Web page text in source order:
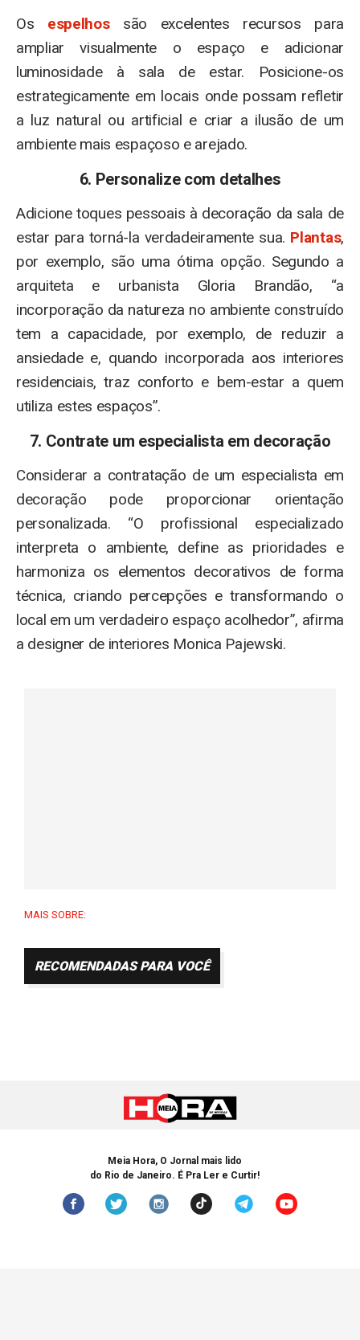
Os espelhossão excelentes recursos para
ampliar visualmente o espaço e adicionar
luminosidade à sala de estar. Posicione-os
estrategicamente em locais onde possam refletir
a luz natural ou artificial e criar a ilusão de um
ambiente mais espaçoso e arejado.
6. Personalize com detalhes
Adicione toques pessoais à decoração da sala de
estar para torná-la verdadeiramente sua. Plantas,
por exemplo, são uma ótima opção. Segundo a
arquiteta e urbanista Gloria Brandão, “a
incorporação da natureza no ambiente construído
tem a capacidade, por exemplo, de reduzir a
ansiedade e, quando incorporada aos interiores
residenciais, traz conforto e bem-estar a quem
utiliza estes espaços”.
7. Contrate um especialista em decoração
Considerar a contratação de um especialista em
decoração pode proporcionar orientação
personalizada. “O profissional especializado
interpreta o ambiente, define as prioridades e
harmoniza os elementos decorativos de forma
técnica, criando percepções e transformando o
local em um verdadeiro espaço acolhedor”, afirma
a designer de interiores Monica Pajewski.
MAIS SOBRE:
RECOMENDADAS PARA VOCÊ
Meia Hora, O Jornal mais lido
do Rio de Janeiro. É Pra Ler e Curtir!